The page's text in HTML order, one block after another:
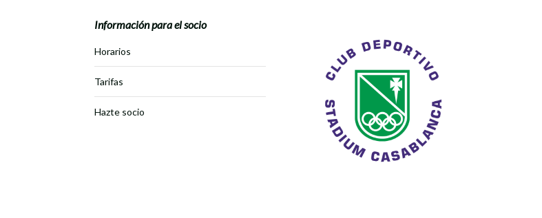
Información para el socio
Horarios
Tarifas
Hazte socio